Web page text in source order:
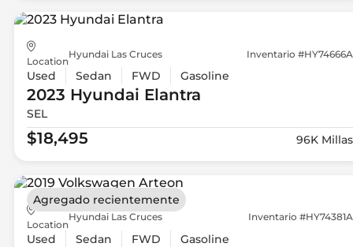
Location
Hyundai Las Cruces Inventario #HY74666A
Used Sedan FWD Gasoline
2023 Hyundai Elantra
SEL
$18,495 96K Millas
Location
Hyundai Las Cruces Inventario #HY74381A
Used Sedan FWD Gasoline
Agregado recientemente